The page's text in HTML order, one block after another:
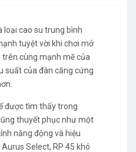
loại cao su trung bình
tuyệt vời khi chơi mở
cùng mạnh mẽ của
suất của đàn căng cứng
được tìm thấy trong
thuyết phục như một
năng động và hiệu
Select, RP 45 khó